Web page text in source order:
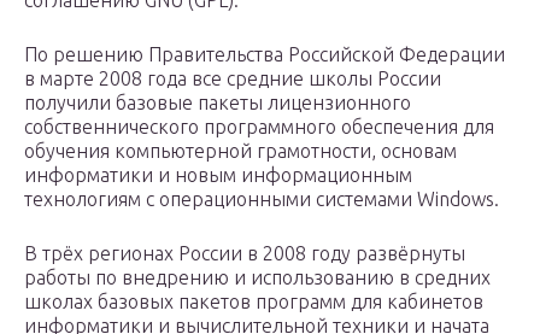
По решению Правительства Российской Федерации
в марте 2008 года все средние школы России
получили базовые пакеты лицензионного
собственнического программного обеспечения для
обучения компьютерной грамотности, основам
информатики и новым информационным
технологиям с операционными системами Windows.
В трёх регионах России в 2008 году развёрнуты
работы по внедрению и использованию в средних
школах базовых пакетов программ для кабинетов
информатики и вычислительной техники и начата